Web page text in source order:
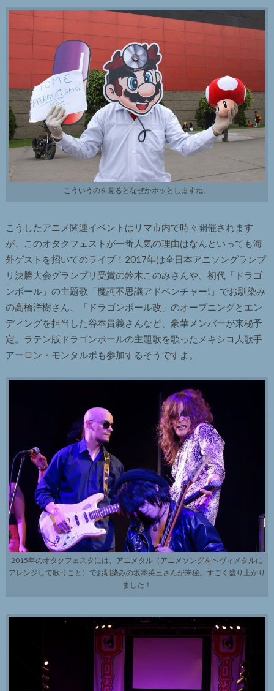
こういうのを見るとなぜかホッとしますね。
こうしたアニメ関連イベントはリマ市内で時々開催されます
が、このオタクフェストが一番人気の理由はなんといっても海
外ゲストを招いてのライブ！2017年は全日本アニソングランプ
リ決勝大会グランプリ受賞の鈴木このみさんや、初代「ドラゴ
ンボール」の主題歌「魔訶不思議アドベンチャー!」でお馴染み
の高橋洋樹さん、「ドラゴンボール改」のオープニングとエン
ディングを担当した谷本貴義さんなど、豪華メンバーが来秘予
定。ラテン版ドラゴンボールの主題歌を歌ったメキシコ人歌手
アーロン・モンタルボも参加するそうですよ。
2015年のオタクフェスタには、アニメタル（アニメソングをヘヴィメタルに
アレンジして歌うこと）でお馴染みの坂本英三さんが来秘。すごく盛り上がり
ました！